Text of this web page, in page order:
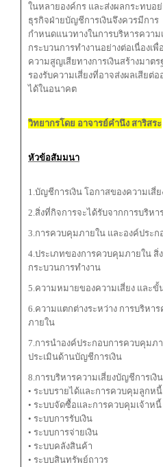
ในหลายองค์กร และส่งผลกระทบอ
ธุรกิจฝ่ายบัญชีการเงินจึงควรมีการ
กำหนดแนวทางในการบริหารความ
กระบวนการทำงานอย่างต่อเนื่องเพื่
ความสูญเสียทางการเงินสร้างมาต
รองรับความเสี่ยงที่อาจส่งผลเสียต่อ
ได้ในอนาคต
วิทยากรโดย อาจารย์คำนึง สาริสระ
หัวข้อสัมมนา
1.บัญชีการเงิน โอกาสของความเสี่
2.สิ่งที่กิจการจะได้รับจากการบริห
3.การควบคุมภายใน และองค์ประ
4.ประเภทของการควบคุมภายใน สิ่
กระบวนการทำงาน
5.ความหมายของความเสี่ยง และขั้
6.ความแตกต่างระหว่าง การบริหา
ภายใน
7.การนำองค์ประกอบการควบคุมภ
ประเมินด้านบัญชีการเงิน
8.การบริหารความเสี่ยงบัญชีการเงิ
• ระบบรายได้และการควบคุมลูกหนี้
• ระบบจัดซื้อและการควบคุมเจ้าหนี้
• ระบบการรับเงิน
• ระบบการจ่ายเงิน
• ระบบคลังสินค้า
• ระบบสินทรัพย์ถาวร